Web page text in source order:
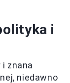
i
znana
niedawno